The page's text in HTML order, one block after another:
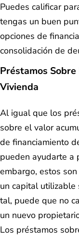
Puedes calificar
tengas un buen
opciones de
consolidación de
Préstamos
Vivienda
Al igual que los
sobre el valor
de financiamiento
pueden ayudarte a
embargo, estos
un capital utilizable
tal, puede que no
un nuevo
Los préstamos